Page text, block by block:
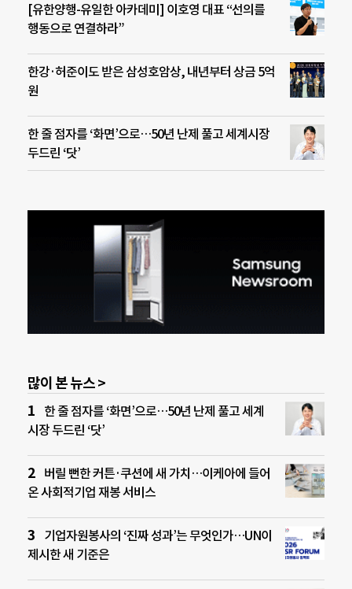
[유한양행-유일한 아카데미] 이호영 대표 “선의를
행동으로 연결하라”
한강·허준이도 받은 삼성호암상, 내년부터 상금 5억
원
한 줄 점자를 ‘화면’으로…50년 난제 풀고 세계시장
두드린 ‘닷’
많이 본 뉴스 >
한 줄 점자를 ‘화면’으로…50년 난제 풀고 세계
시장 두드린 ‘닷’
버릴 뻔한 커튼·쿠션에 새 가치…이케아에 들어
온 사회적기업 재봉 서비스
기업자원봉사의 ‘진짜 성과’는 무엇인가…UN이
제시한 새 기준은